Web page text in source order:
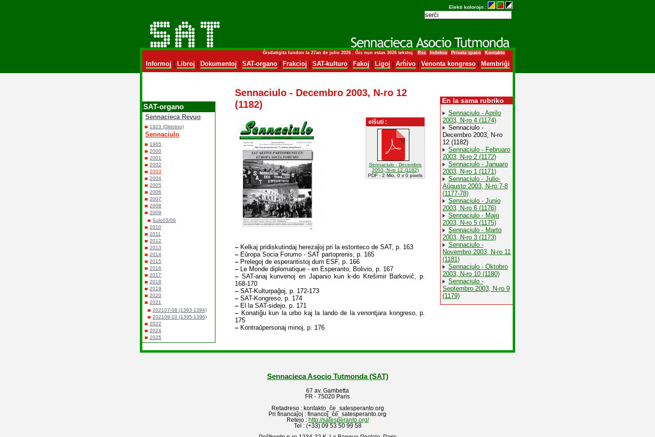
Elekti kolorojn :
Ĝisdatigita lundon la 27an de julio 2026 . Ĝis nun estas 3026 tekstoj Rss Indekso Privata spaco Kontakto
Informoj Libroj Dokumentoj SAT-organo| Frakcioj SAT-kulturo| Fakoj Ligoj Arĥivo| Venonta kongreso| Membriĝi
SAT-organo
Sennacieca Revuo
1923 (Oktobro)
Sennaciulo
1965
2000
2001
2002
2003
2004
2005
2006
2007
2008
2009
Sulo05/06
2010
2011
2012
2013
2014
2015
2016
2017
2018
2019
2020
2021
202107-08 (1393-1394)
202109-10 (1395-1396)
2022
2024
2025
En la sama rubriko
Sennaciulo - Aprilo
2003, N-ro 4 (1174)
Sennaciulo -
Decembro 2003, N-ro
12 (1182)
Sennaciulo - Februaro
2003, N-ro 2 (1172)
Sennaciulo - Januaro
2003, N-ro 1 (1171)
Sennaciulo - Julio-
Aŭgusto 2003, N-ro 7-8
(1177-78)
Sennaciulo - Junio
2003, N-ro 6 (1176)
Sennaciulo - Majo
2003, N-ro 5 (1175)
Sennaciulo - Marto
2003, N-ro 3 (1173)
Sennaciulo -
Novembro 2003, N-ro 11
(1181)
Sennaciulo - Oktobro
2003, N-ro 10 (1180)
Sennaciulo -
Septembro 2003, N-ro 9
(1179)
Sennaciulo - Decembro 2003, N-ro 12
(1182)
elŝuti :
Sennaciulo - Decembro
2003, N-ro 12 (1182)
PDF - 2 Mio, 0 x 0 pixels
– Kelkaj pridiskutindaj herezaĵoj pri la estonteco de SAT, p. 163
– Eŭropa Socia Forumo - SAT partoprenis, p. 165
– Prelegoj de esperantistoj dum ESF, p. 166
– Le Monde diplomatique - en Esperanto, Bolivio, p. 167
– SAT-anaj kunvenoj en Japanio kun k-do Kreŝimir Barkoviĉ, p.
168-170
– SAT-Kulturpaĝoj, p. 172-173
– SAT-Kongreso, p. 174
– El la SAT-sidejo, p. 171
– Konatiĝu kun la urbo kaj la lando de la venontjara kongreso, p.
175
– Kontraŭpersonaj minoj, p. 176
Sennacieca Asocio Tutmonda (SAT)
67 av. Gambetta
FR - 75020 Paris
Retadreso : kontakto_ĉe_satesperanto.org
Pri financaĵoj : financoj_ĉe_satesperanto.org
Retejo : http://satesperanto.org/
Tel : (+33) 09 53 50 99 58